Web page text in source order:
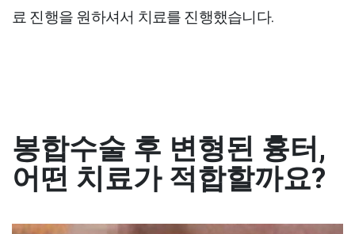
료 진행을 원하셔서 치료를 진행했습니다.
봉합수술 후 변형된 흉터,
어떤 치료가 적합할까요?